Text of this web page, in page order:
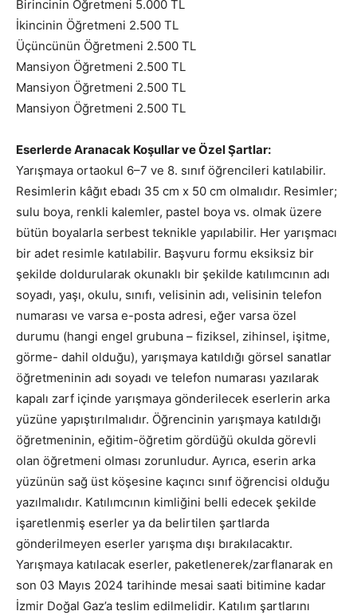
Birincinin Öğretmeni 5.000 TL
İkincinin Öğretmeni 2.500 TL
Üçüncünün Öğretmeni 2.500 TL
Mansiyon Öğretmeni 2.500 TL
Mansiyon Öğretmeni 2.500 TL
Mansiyon Öğretmeni 2.500 TL
Eserlerde Aranacak Koşullar ve Özel Şartlar:
Yarışmaya ortaokul 6–7 ve 8. sınıf öğrencileri katılabilir.
Resimlerin kâğıt ebadı 35 cm x 50 cm olmalıdır. Resimler;
sulu boya, renkli kalemler, pastel boya vs. olmak üzere
bütün boyalarla serbest teknikle yapılabilir. Her yarışmacı
bir adet resimle katılabilir. Başvuru formu eksiksiz bir
şekilde doldurularak okunaklı bir şekilde katılımcının adı
soyadı, yaşı, okulu, sınıfı, velisinin adı, velisinin telefon
numarası ve varsa e-posta adresi, eğer varsa özel
durumu (hangi engel grubuna – fiziksel, zihinsel, işitme,
görme- dahil olduğu), yarışmaya katıldığı görsel sanatlar
öğretmeninin adı soyadı ve telefon numarası yazılarak
kapalı zarf içinde yarışmaya gönderilecek eserlerin arka
yüzüne yapıştırılmalıdır. Öğrencinin yarışmaya katıldığı
öğretmeninin, eğitim-öğretim gördüğü okulda görevli
olan öğretmeni olması zorunludur. Ayrıca, eserin arka
yüzünün sağ üst köşesine kaçıncı sınıf öğrencisi olduğu
yazılmalıdır. Katılımcının kimliğini belli edecek şekilde
işaretlenmiş eserler ya da belirtilen şartlarda
gönderilmeyen eserler yarışma dışı bırakılacaktır.
Yarışmaya katılacak eserler, paketlenerek/zarflanarak en
son 03 Mayıs 2024 tarihinde mesai saati bitimine kadar
İzmir Doğal Gaz’a teslim edilmelidir. Katılım şartlarını